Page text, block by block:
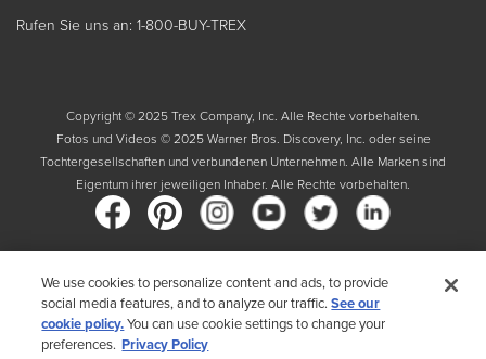
Rufen Sie uns an: 1-800-BUY-TREX
Copyright © 2025 Trex Company, Inc. Alle Rechte vorbehalten.
Fotos und Videos © 2025 Warner Bros. Discovery, Inc. oder seine
Tochtergesellschaften und verbundenen Unternehmen. Alle Marken sind
Eigentum ihrer jeweiligen Inhaber. Alle Rechte vorbehalten.
Land
Indem Sie Ihr Land auswählen, bestätigen Sie, dass Sie die
Datenschutzrichtlinie von Trex gelesen haben
We use cookies to personalize content and ads, to provide
social media features, and to analyze our traffic.See our
cookie policy.You can use cookie settings to change your
preferences. Privacy Policy